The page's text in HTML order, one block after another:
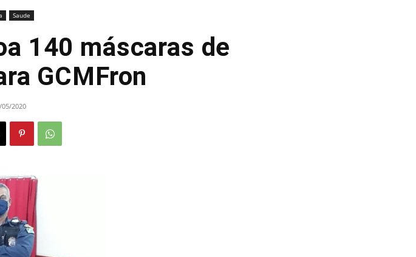
Saude
140 máscaras de
GCMFron
05/2020